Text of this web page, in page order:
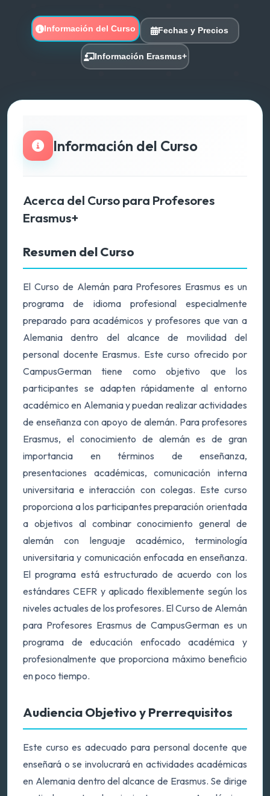
Información del Curso Fechas y Precios
Información Erasmus+
Información del Curso
Acerca del Curso para Profesores
Erasmus+
Resumen del Curso
El Curso de Alemán para Profesores Erasmus es un
programa de idioma profesional especialmente
preparado para académicos y profesores que van a
Alemania dentro del alcance de movilidad del
personal docente Erasmus. Este curso ofrecido por
CampusGerman tiene como objetivo que los
participantes se adapten rápidamente al entorno
académico en Alemania y puedan realizar actividades
de enseñanza con apoyo de alemán. Para profesores
Erasmus, el conocimiento de alemán es de gran
importancia en términos de enseñanza,
presentaciones académicas, comunicación interna
universitaria e interacción con colegas. Este curso
proporciona a los participantes preparación orientada
a objetivos al combinar conocimiento general de
alemán con lenguaje académico, terminología
universitaria y comunicación enfocada en enseñanza.
El programa está estructurado de acuerdo con los
estándares CEFR y aplicado flexiblemente según los
niveles actuales de los profesores. El Curso de Alemán
para Profesores Erasmus de CampusGerman es un
programa de educación enfocado académica y
profesionalmente que proporciona máximo beneficio
en poco tiempo.
Audiencia Objetivo y Prerrequisitos
Este curso es adecuado para personal docente que
enseñará o se involucrará en actividades académicas
en Alemania dentro del alcance de Erasmus. Se dirige